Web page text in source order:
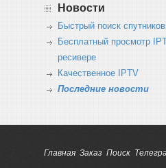
Новости
Быстрый поиск
Бесплатный просмотр
ресивере
Качественное IPTV
Последние новости
Главная Заказ Поиск